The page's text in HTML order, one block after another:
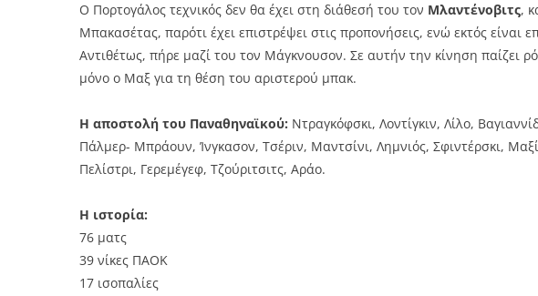
Ο Πορτογάλος τεχνικός δεν θα έχει στη διάθεσή του τον Μλαντένοβιτς,
Μπακασέτας, παρότι έχει επιστρέψει στις προπονήσεις, ενώ εκτός είναι
Αντιθέτως, πήρε μαζί του τον Μάγκνουσον. Σε αυτήν την κίνηση παίζει
μόνο ο Μαξ για τη θέση του αριστερού μπακ.
Η αποστολή του Παναθηναϊκού: Ντραγκόφσκι, Λοντίγκιν, Λίλο,
Πάλμερ- Μπράουν, Ίνγκασον, Τσέριν, Μαντσίνι, Λημνιός, Σφιντέρσκι,
Πελίστρι, Γερεμέγεφ, Τζούριτσιτς, Αράο.
Η ιστορία:
76 ματς
39 νίκες ΠΑΟΚ
17 ισοπαλίες